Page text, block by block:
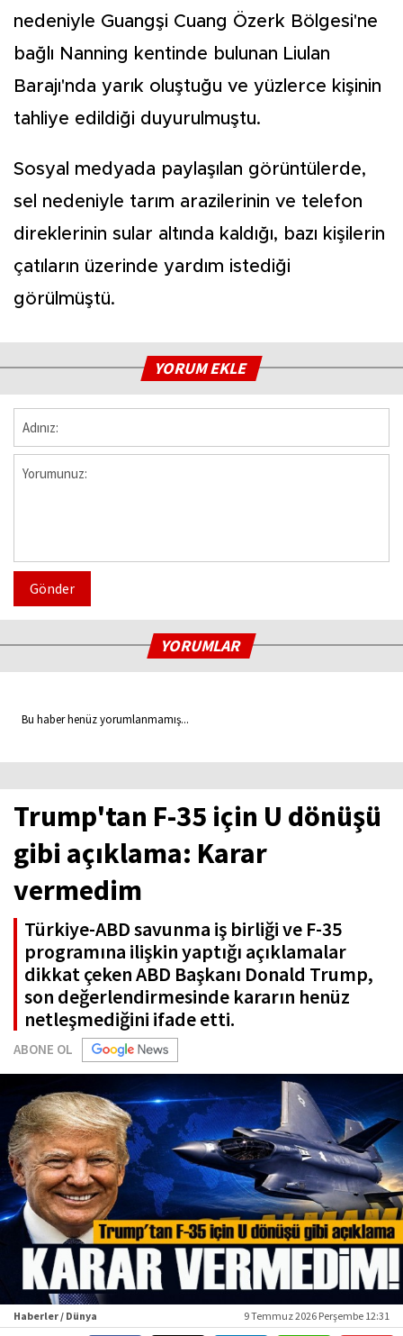
nedeniyle Guangşi Cuang Özerk Bölgesi'ne
bağlı Nanning kentinde bulunan Liulan
Barajı'nda yarık oluştuğu ve yüzlerce kişinin
tahliye edildiği duyurulmuştu.
Sosyal medyada paylaşılan görüntülerde,
sel nedeniyle tarım arazilerinin ve telefon
direklerinin sular altında kaldığı, bazı kişilerin
çatıların üzerinde yardım istediği
görülmüştü.
YORUM EKLE
Gönder
YORUMLAR
Bu haber henüz yorumlanmamış...
Trump'tan F-35 için U dönüşü
gibi açıklama: Karar
vermedim
Türkiye-ABD savunma iş birliği ve F-35
programına ilişkin yaptığı açıklamalar
dikkat çeken ABD Başkanı Donald Trump,
son değerlendirmesinde kararın henüz
netleşmediğini ifade etti.
ABONE OL
Haberler / Dünya 9 Temmuz 2026 Perşembe 12:31